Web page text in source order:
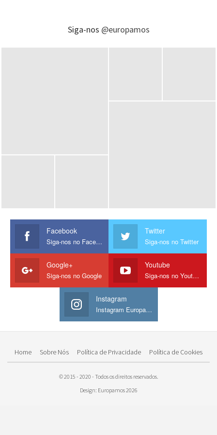
Siga-nos @europamos
Facebook
Siga-nos no Facebook
Twitter
Siga-nos no Twitter
Google+
Siga-nos no Google
Youtube
Siga-nos no Youtube
Instagram
Instagram Europamos
Home Sobre Nós Política de Privacidade Política de Cookies
© 2015 - 2020 - Todos os direitos reservados.
Design: Europamos 2026